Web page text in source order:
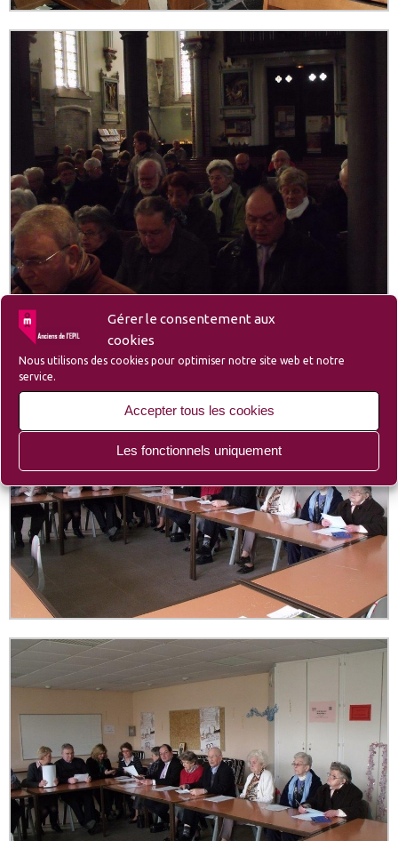
Gérer le consentement aux
cookies
Nous utilisons des cookies pour optimiser notre site web et notre
service.
Accepter tous les cookies
Les fonctionnels uniquement